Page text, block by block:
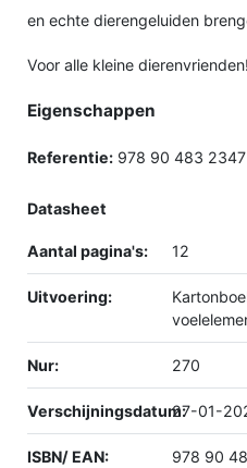
en echte dierengeluiden
Voor alle kleine dierenvrienden!
Eigenschappen
Referentie: 978 90 483
Datasheet
Aantal pagina's: 12
Uitvoering:
Nur: 270
Verschijningsdatum:27-01-
ISBN/ EAN: 978 90